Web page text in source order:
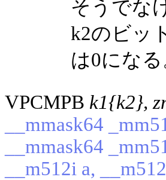
そうでな
k2のビッ
は0にな
VPCMPB k1{k2},
__mmask64
__mmask64
__m512i a,